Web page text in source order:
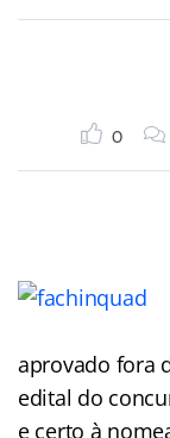
0
aprovado fora
edital do
e certo à